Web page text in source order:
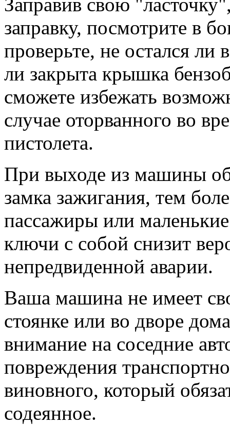
Заправив свою
заправку, посмотрите в
проверьте, не остался ли
ли закрыта крышка
сможете избежать
случае оторванного во
пистолета.
При выходе из машины
замка зажигания, тем
пассажиры или
ключи с собой снизит
непредвиденной аварии.
Ваша машина не имеет
стоянке или во дворе
внимание на соседние
повреждения
виновного, который
содеянное.